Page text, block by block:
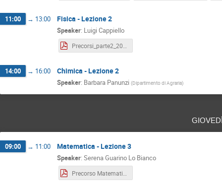
11:00 → 13:00 Fisica - Lezione 2
Speaker: Luigi Cappiello
14:00 → 16:00 Chimica - Lezione 2
Speaker: Barbara Panunzi (Dipartimento di Agraria)
09:00 → 11:00 Matematica - Lezione 3
Speaker: Serena Guarino Lo Bianco